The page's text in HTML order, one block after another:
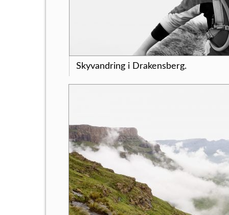
Skyvandring i Drakensberg.